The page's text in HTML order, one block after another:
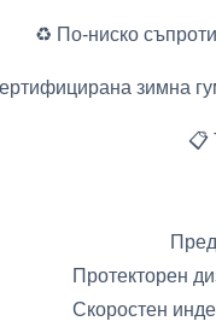
♻️ По-ниско
зимна
📋
Протекторен
Скоростен